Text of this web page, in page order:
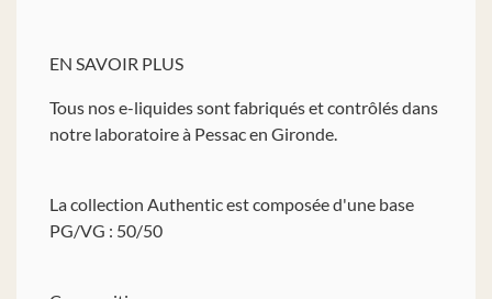
EN SAVOIR PLUS
Tous nos e-liquides sont fabriqués et contrôlés dans
notre laboratoire à Pessac en Gironde.
La collection Authentic est composée d'une base
PG/VG : 50/50